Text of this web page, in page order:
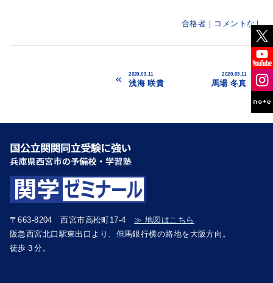
合格者 コメントなし
2020.03.11
浅海 咲貴
2020.03.11
馬場 冬真
〒663-8204 西宮市高松町17-4≫ 地図はこちら
阪急西宮北口駅東出口より、但馬銀行横の路地を大阪方向。
徒歩３分。